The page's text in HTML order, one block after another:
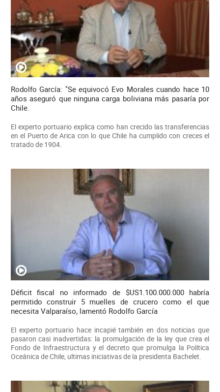
Rodolfo García: "Se equivocó Evo Morales cuando hace 10
años aseguró que ninguna carga boliviana más pasaría por
Chile.
El experto portuario explica como han crecido las transferencias
en el Puerto de Arica con lo que Chile ha cumplido con creces el
tratado de 1904.
Déficit fiscal no informado de $US1.100.000.000 habría
permitido construir 5 muelles de crucero como el que
necesita Valparaíso, lamentó Rodolfo García
El experto portuario hace incapié también en dos noticias que
pasaron casi inadvertidas: la promulgación de la ley que crea el
Fondo de Infraestructura y el decreto que promulga la Política
Oceánica de Chile, ultimas iniciativas de la presidenta Bachelet.